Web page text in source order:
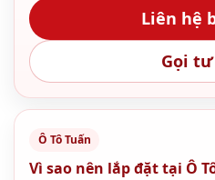
Liên hệ
Gọi
Ô Tô Tuấn
Vì sao nên lắp đặt tại Ô